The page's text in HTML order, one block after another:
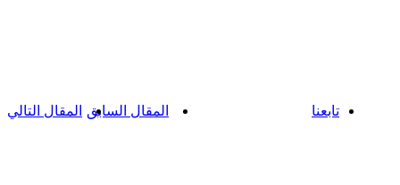
المقال السابق المقال التالي تابعنا